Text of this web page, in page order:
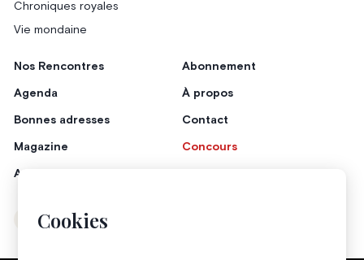
Cookies
Chroniques royales
Vie mondaine
Nos Rencontres
Agenda
Bonnes adresses
Magazine
Annonceurs
Abonnement
À propos
Contact
Concours
Instagram